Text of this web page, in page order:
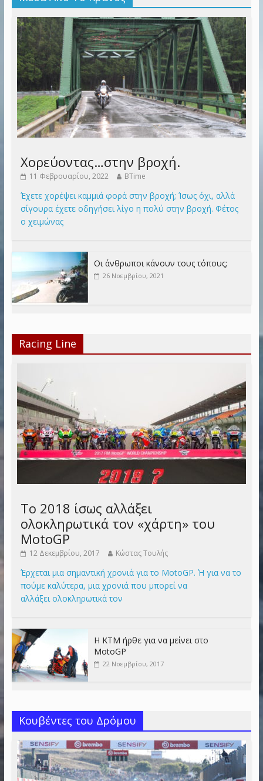
Χορεύοντας…στην βροχή.
11 Φεβρουαρίου, 2022 BTime
Έχετε χορέψει καμμιά φορά στην βροχή; Ίσως όχι, αλλά
σίγουρα έχετε οδηγήσει λίγο η πολύ στην βροχή. Φέτος
ο χειμώνας
Οι άνθρωποι κάνουν τους τόπους;
26 Νοεμβρίου, 2021
Racing Line
Το 2018 ίσως αλλάξει
ολοκληρωτικά τον «χάρτη» του
MotoGP
12 Δεκεμβρίου, 2017 Κώστας Τουλής
Έρχεται μια σημαντική χρονιά για το MotoGP. Ή για να το
πούμε καλύτερα, μια χρονιά που μπορεί να
αλλάξει ολοκληρωτικά τον
Η KTM ήρθε για να μείνει στο
MotoGP
22 Νοεμβρίου, 2017
Κουβέντες του Δρόμου